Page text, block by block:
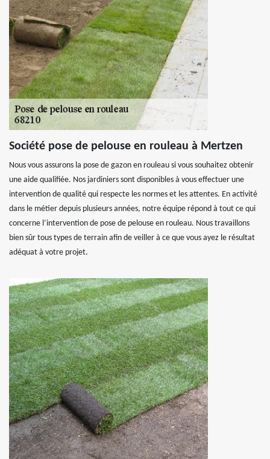
Société pose de pelouse en rouleau à Mertzen
Nous vous assurons la pose de gazon en rouleau si vous souhaitez obtenir
une aide qualifiée. Nos jardiniers sont disponibles à vous effectuer une
intervention de qualité qui respecte les normes et les attentes. En activité
dans le métier depuis plusieurs années, notre équipe répond à tout ce qui
concerne l’intervention de pose de pelouse en rouleau. Nous travaillons
bien sûr tous types de terrain afin de veiller à ce que vous ayez le résultat
adéquat à votre projet.